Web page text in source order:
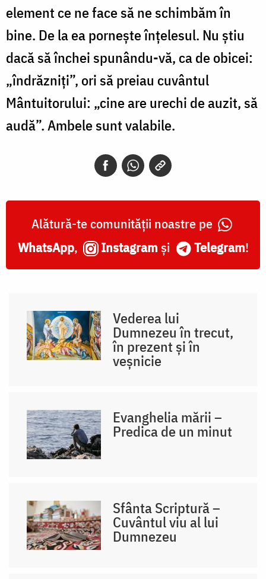
element ce ne face să ne schimbăm în
bine. De la ea pornește înțelesul. Nu știu
dacă să închei spunându-vă, ca de obicei:
„îndrăzniți”, ori să preiau cuvântul
Mântuitorului: „cine are urechi de auzit, să
audă”. Ambele sunt valabile.
Alătură-te comunității noastre pe
WhatsApp, Instagram și Telegram!
Vederea lui
Dumnezeu în trecut,
în prezent și în
veșnicie
Evanghelia mării –
Predica de un minut
Sfânta Scriptură –
Cuvântul viu al lui
Dumnezeu